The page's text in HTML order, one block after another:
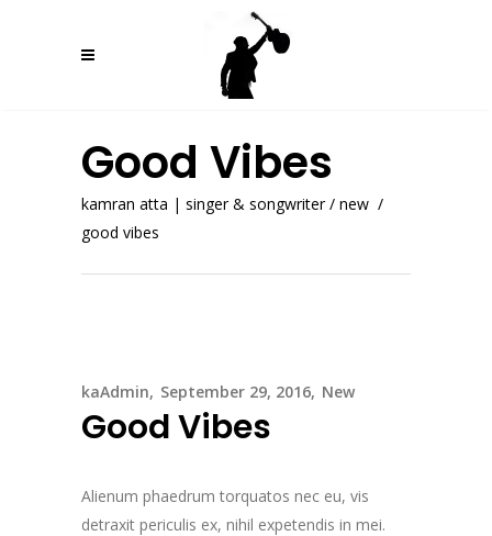
Good Vibes
kamran atta | singer & songwriter/ new /
good vibes
kaAdmin September 29, 2016 New
Good Vibes
Alienum phaedrum torquatos nec eu, vis
detraxit periculis ex, nihil expetendis in mei.